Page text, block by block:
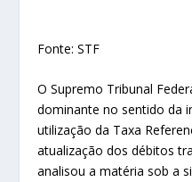
Fonte: STF
O Supremo Tribunal
dominante no sentido da
utilização da Taxa
atualização dos débitos
analisou a matéria sob a